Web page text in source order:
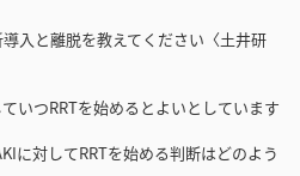
と離脱を教えてください〈土井研
つRRTを始めるとよいとしています
してRRTを始める判断はどのよう